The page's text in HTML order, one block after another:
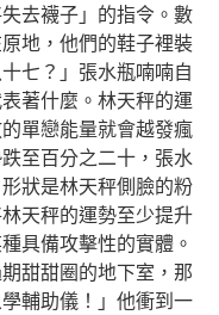
去襪子」的指令。數
地，他們的鞋子裡裝
七？」張水瓶喃喃自
著什麼。林天秤的運
單戀能量就會越發瘋
至百分之二十，張水
狀是林天秤側臉的粉
天秤的運勢至少提升
具備攻擊性的實體。
甜甜圈的地下室，那
輔助儀！」他衝到一